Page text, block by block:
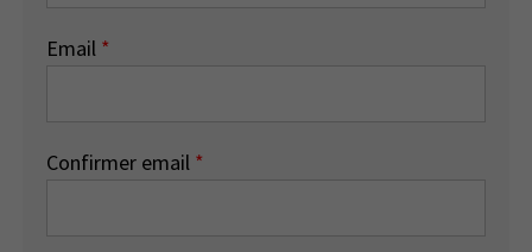
Email *
Confirmer email *